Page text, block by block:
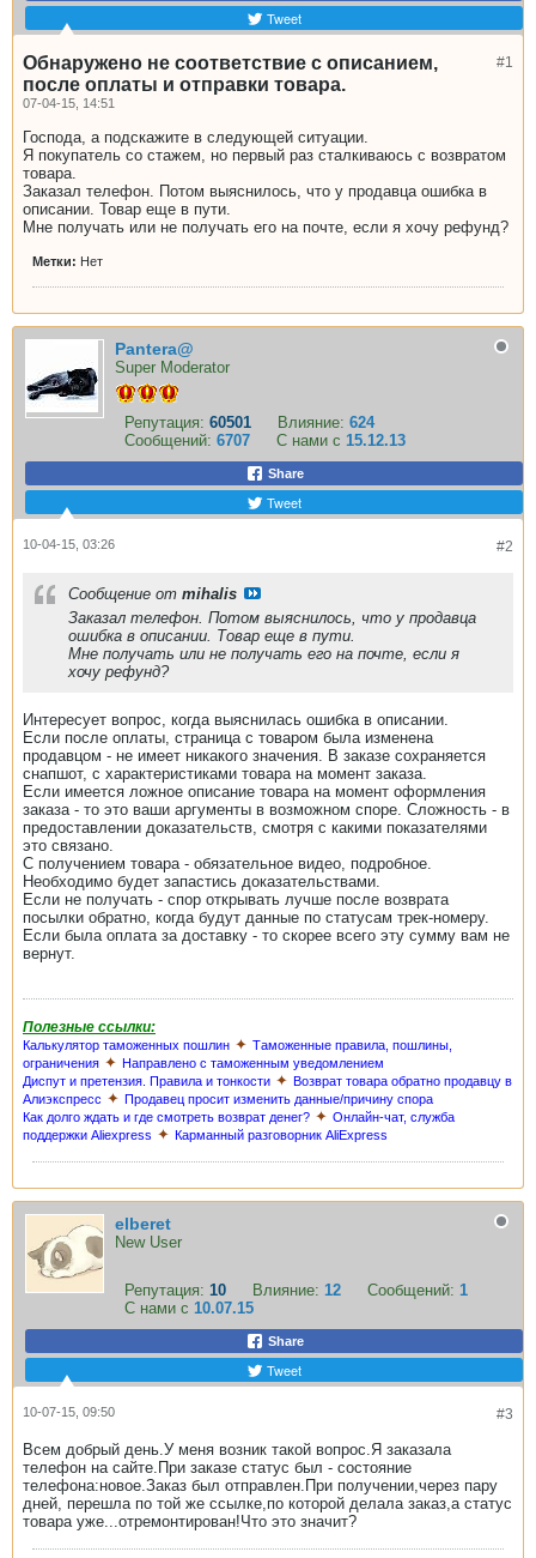
Tweet
#1
Обнаружено не соответствие с описанием,
после оплаты и отправки товара.
07-04-15, 14:51
Господа, а подскажите в следующей ситуации.
Я покупатель со стажем, но первый раз сталкиваюсь с возвратом
товара.
Заказал телефон. Потом выяснилось, что у продавца ошибка в
описании. Товар еще в пути.
Мне получать или не получать его на почте, если я хочу рефунд?
Метки: Нет
Pantera@
Super Moderator
Репутация: 60501 Влияние: 624
Сообщений: 6707 С нами с 15.12.13
Share
Tweet
#2
10-04-15, 03:26
Сообщение от mihalis
Заказал телефон. Потом выяснилось, что у продавца
ошибка в описании. Товар еще в пути.
Мне получать или не получать его на почте, если я
хочу рефунд?
Интересует вопрос, когда выяснилась ошибка в описании.
Если после оплаты, страница с товаром была изменена
продавцом - не имеет никакого значения. В заказе сохраняется
снапшот, с характеристиками товара на момент заказа.
Если имеется ложное описание товара на момент оформления
заказа - то это ваши аргументы в возможном споре. Сложность - в
предоставлении доказательств, смотря с какими показателями
это связано.
С получением товара - обязательное видео, подробное.
Необходимо будет запастись доказательствами.
Если не получать - спор открывать лучше после возврата
посылки обратно, когда будут данные по статусам трек-номеру.
Если была оплата за доставку - то скорее всего эту сумму вам не
вернут.
Полезные ссылки:
Калькулятор таможенных пошлин ✦ Таможенные правила, пошлины,
ограничения ✦ Направлено с таможенным уведомлением
Диспут и претензия. Правила и тонкости ✦ Возврат товара обратно продавцу в
Алиэкспресс ✦ Продавец просит изменить данные/причину спора
Как долго ждать и где смотреть возврат денег? ✦ Онлайн-чат, служба
поддержки Aliexpress ✦ Карманный разговорник AliExpress
elberet
New User
Репутация: 10 Влияние: 12 Сообщений: 1
С нами с 10.07.15
Share
Tweet
#3
10-07-15, 09:50
Всем добрый день.У меня возник такой вопрос.Я заказала
телефон на сайте.При заказе статус был - состояние
телефона:новое.Заказ был отправлен.При получении,через пару
дней, перешла по той же ссылке,по которой делала заказ,а статус
товара уже...отремонтирован!Что это значит?